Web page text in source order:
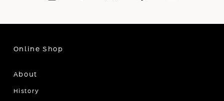
Online Shop
About
History